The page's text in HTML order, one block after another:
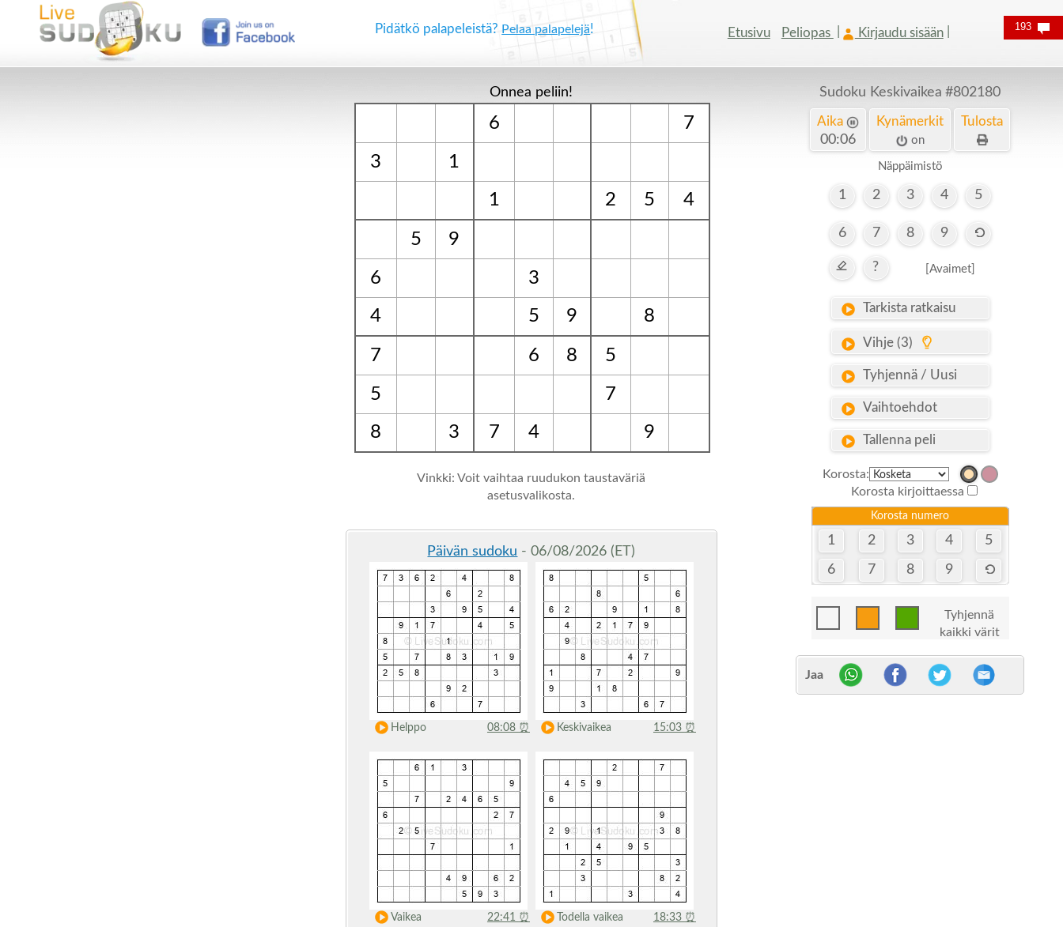
Pidätkö palapeleistä? Pelaa palapelejä! Etusivu Peliopas Kirjaudu sisään
Onnea peliin!
6 7
3
1
1
2 5 4
5 9
6
3
4
5 9 8
7 6 8 5
5
7
8
3 7 4 9
Vinkki: Voit vaihtaa ruudukon taustaväriä
asetusvalikosta.
Päivän sudoku - 06/08/2026 (ET)
Helppo 08:08 ⏰ Keskivaikea 15:03 ⏰
Vaikea 22:41 ⏰ Todella vaikea 18:33 ⏰
Sudoku Keskivaikea #802180
Aika
00:06
Kynämerkit
on
Tulosta
Näppäimistö
1 2 3 4 5
6 7 8 9
? [Avaimet]
Tarkista ratkaisu
Vihje (3)
Tyhjennä / Uusi
Vaihtoehdot
Tallenna peli
Korosta:
Korosta kirjoittaessa
Korosta numero
1 2 3 4 5
6 7 8 9
Tyhjennä
kaikki värit
Jaa
193